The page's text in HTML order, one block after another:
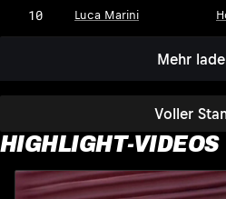
Voller
10 Luca Marini
Mehr
HIGHLIGHT-VIDEOS